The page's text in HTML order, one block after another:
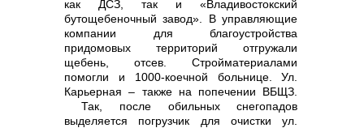
info@vostokcement.ru
как ДСЗ, так и «Владивостокский
бутощебеночный завод». В управляющие
компании для благоустройства
придомовых территорий отгружали
щебень, отсев. Стройматериалами
помогли и 1000-коечной больнице. Ул.
Карьерная – также на попечении ВБЩЗ.
Так, после обильных снегопадов
выделяется погрузчик для очистки ул.